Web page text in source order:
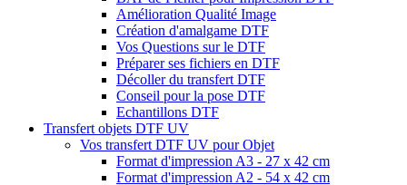
Amélioration Qualité Image
Création d'amalgame DTF
Vos Questions sur le DTF
Préparer ses fichiers en DTF
Décoller du transfert DTF
Conseil pour la pose DTF
Echantillons DTF
Transfert objets DTF UV
Vos transfert DTF UV pour Objet
Format d'impression A3 - 27 x 42 cm
Format d'impression A2 - 54 x 42 cm